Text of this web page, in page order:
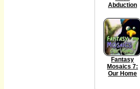
Abduction
Fantasy
Mosaics 7:
Our Home